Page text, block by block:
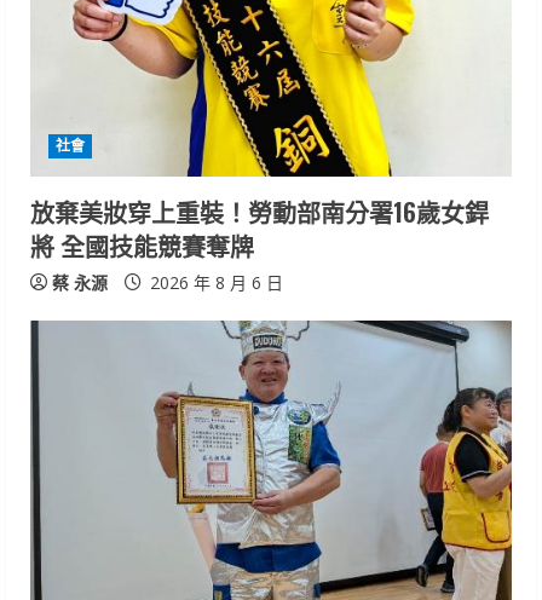
i
n
g
社會
放棄美妝穿上重裝！勞動部南分署16歲女銲
將 全國技能競賽奪牌
蔡 永源 2026 年 8 月 6 日